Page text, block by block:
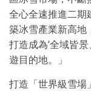
全心全速推進二期
築冰雪產業新高地
打造成為’全域皆
遊目的地。」
打造「世界級雪場